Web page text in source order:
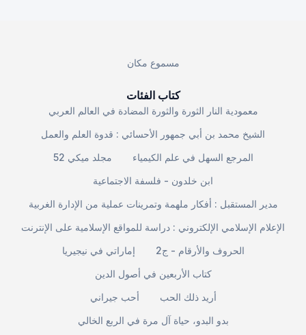
مسموع مكان
كتاب الفئات
معمودية النار الثورة والثورة المضادة في العالم العربي
الشيخ محمد بن أبي جمهور الأحسائي : قدوة العلم والعمل
مجلد ميكي 52
المرجع السهل في علم الكيمياء
ابن خلدون - فلسفة الاجتماعية
مدير المستقبل : أفكار ملهمة وتمرينات عملية من الإدارة الغربية
الإعلام الإسلامي الإلكتروني : دراسة للمواقع الإسلامية على الإنترنت
إماراتي في نيجيريا
الحروف والأرقام - ج2
كتاب الأربعين في أصول الدين
أحب جيراني
أريد ذلك الحب
بدو البدو، حياة آل مرة في الربع الخالي